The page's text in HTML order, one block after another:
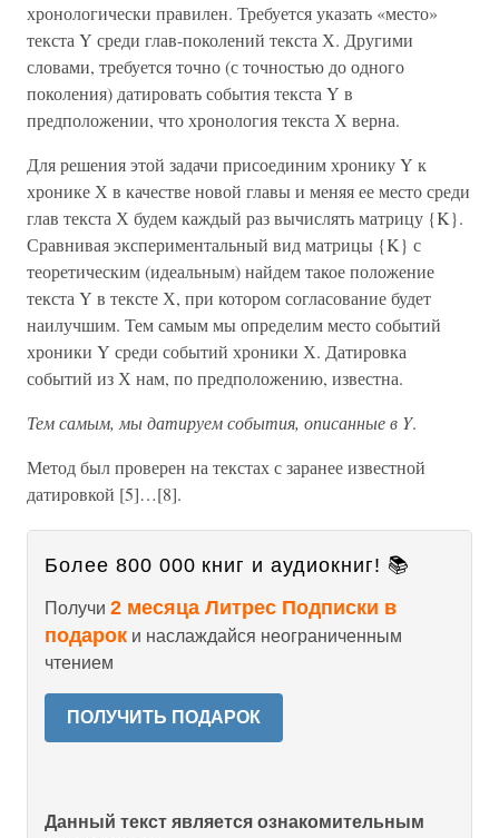
хронологически правилен. Требуется указать «место»
текста Y среди глав-поколений текста Х. Другими
словами, требуется точно (с точностью до одного
поколения) датировать события текста Y в
предположении, что хронология текста Х верна.
Для решения этой задачи присоединим хронику Y к
хронике Х в качестве новой главы и меняя ее место среди
глав текста Х будем каждый раз вычислять матрицу {K}.
Сравнивая экспериментальный вид матрицы {K} с
теоретическим (идеальным) найдем такое положение
текста Y в тексте Х, при котором согласование будет
наилучшим. Тем самым мы определим место событий
хроники Y среди событий хроники Х. Датировка
событий из Х нам, по предположению, известна.
Тем самым, мы датируем события, описанные в Y.
Метод был проверен на текстах с заранее известной
датировкой [5]…[8].
Более 800 000 книг и аудиокниг! 📚
Получи 2 месяца Литрес Подписки в
подарок и наслаждайся неограниченным
чтением
ПОЛУЧИТЬ ПОДАРОК
Данный текст является ознакомительным